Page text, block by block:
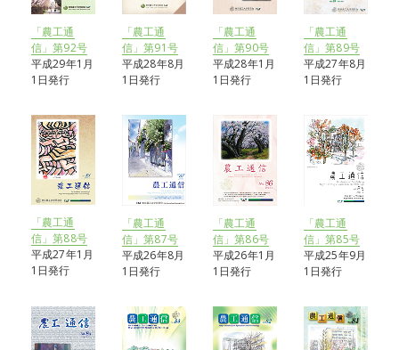
「農工通
信」第92号
平成29年1月
1日発行
「農工通
信」第91号
平成28年8月
1日発行
「農工通
信」第90号
平成28年1月
1日発行
「農工通
信」第89号
平成27年8月
1日発行
「農工通
信」第88号
平成27年1月
1日発行
「農工通
信」第87号
平成26年8月
1日発行
「農工通
信」第86号
平成26年1月
1日発行
「農工通
信」第85号
平成25年9月
1日発行